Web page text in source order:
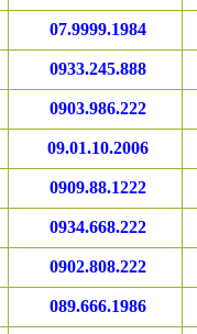
07.9999.1984
0933.245.888
0903.986.222
09.01.10.2006
0909.88.1222
0934.668.222
0902.808.222
089.666.1986